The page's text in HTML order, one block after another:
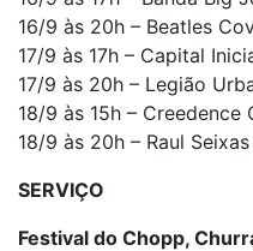
16/9 às 20h – Beatles
17/9 às 17h – Capital
17/9 às 20h – Legião
18/9 às 15h – Creedence
18/9 às 20h – Raul
SERVIÇO
Festival do Chopp,